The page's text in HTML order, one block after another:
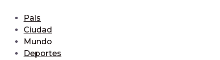
País
Ciudad
Mundo
Deportes